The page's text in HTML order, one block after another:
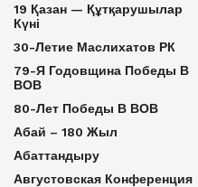
19 Қазан — Құтқарушылар
Күні
30-Летие Маслихатов РК
79-Я Годовщина Победы В
ВОВ
80-Лет Победы В ВОВ
Абай – 180 Жыл
Абаттандыру
Августовская Конференция